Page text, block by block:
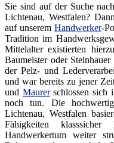
Sie sind auf der Suche
Lichtenau, Westfalen?
auf unseremHandwerker-
Tradition im
Mittelalter existierten
Baumeister oder
der Pelz- und
und war bereits zu jener
und Maurerschlossen sich
noch tun. Die
Lichtenau, Westfalen
Fähigkeiten
Handwerkertum weiter